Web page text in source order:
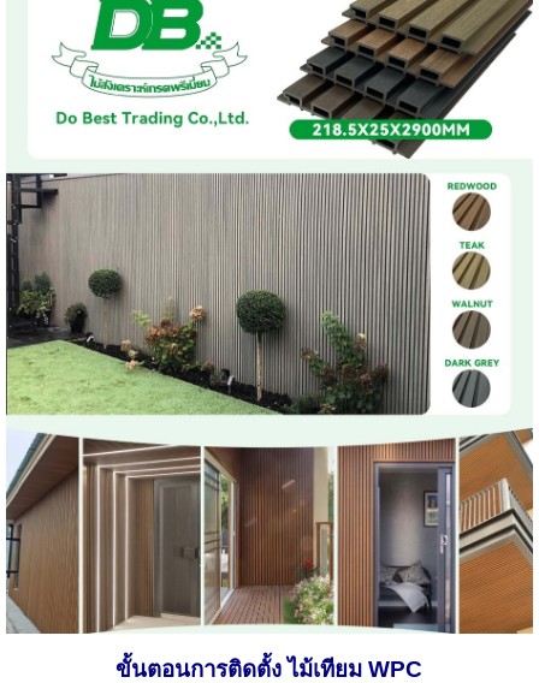
ขั้นตอนการติดตั้ง ไม้เทียม WPC